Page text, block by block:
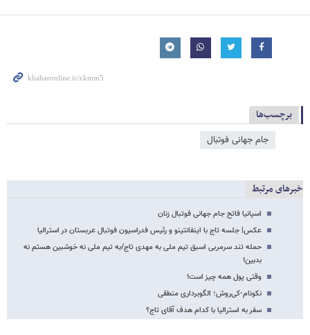
برچسب‌ها
جام جهانی فوتبال
خبرهای مرتبط
اسپانیا فاتح جام جهانی فوتبال زنان
عکس‌| جلسه تاج با اینفانتینو و رئیس فدراسیون فوتبال عربستان در استرالیا
حمله تند سرمربی اسبق تیم ملی به مهدی تاج/به تیم ملی نه خوشبین هستم نه
بدبین!
وقتی پول همه چیز است!
نکونام-کی‌روش؛ الگوبرداری منطقی
سفر به استرالیا با کدام هدف آقای تاج؟